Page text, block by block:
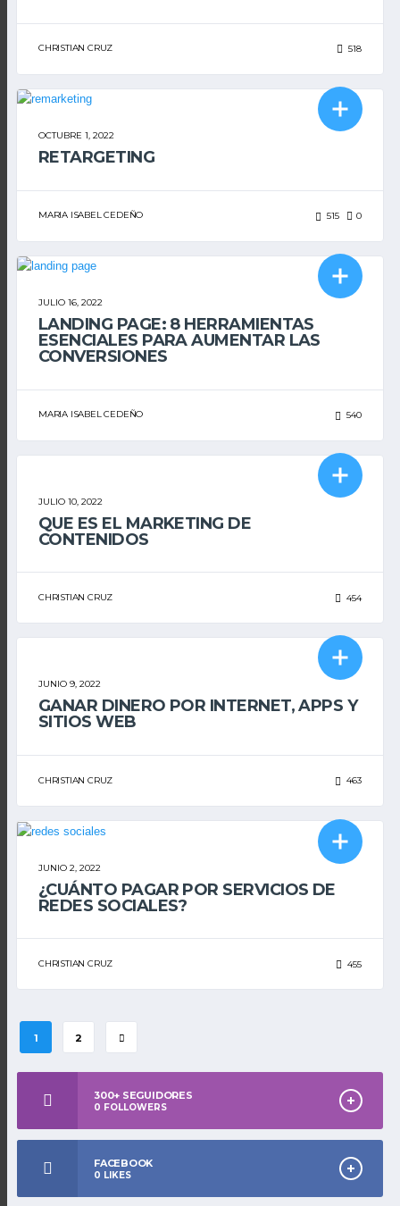
CHRISTIAN CRUZ 518
OCTUBRE 1, 2022
RETARGETING
MARIA ISABEL CEDEÑO 515 0
JULIO 16, 2022
LANDING PAGE: 8 HERRAMIENTAS
ESENCIALES PARA AUMENTAR LAS
CONVERSIONES
MARIA ISABEL CEDEÑO 540
JULIO 10, 2022
QUE ES EL MARKETING DE
CONTENIDOS
CHRISTIAN CRUZ 454
JUNIO 9, 2022
GANAR DINERO POR INTERNET, APPS Y
SITIOS WEB
CHRISTIAN CRUZ 463
JUNIO 2, 2022
¿CUÁNTO PAGAR POR SERVICIOS DE
REDES SOCIALES?
CHRISTIAN CRUZ 455
1 2
300+ SEGUIDORES
0 FOLLOWERS
FACEBOOK
0 LIKES